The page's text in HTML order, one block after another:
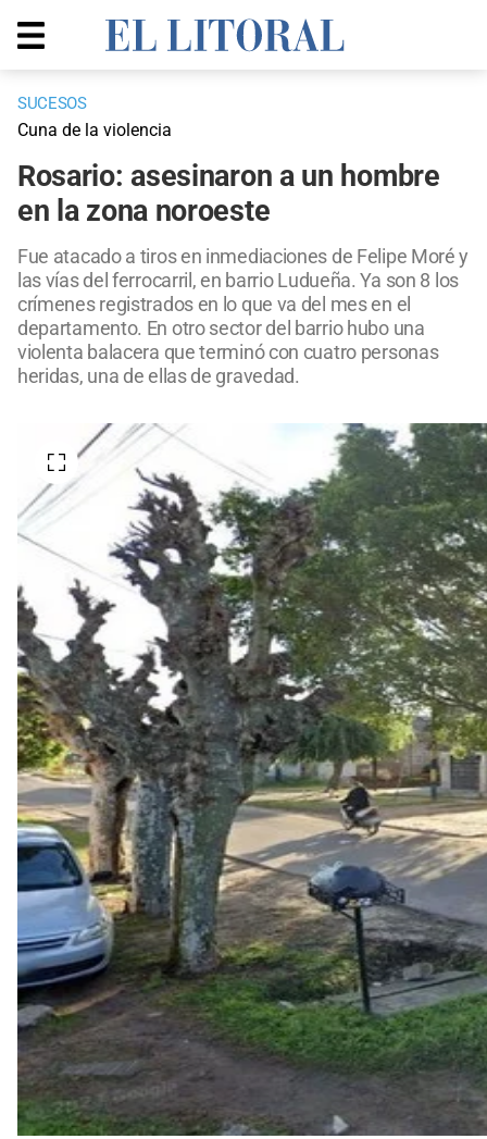
SUCESOS
Cuna de la violencia
Rosario: asesinaron a un hombre
en la zona noroeste
Fue atacado a tiros en inmediaciones de Felipe Moré y
las vías del ferrocarril, en barrio Ludueña. Ya son 8 los
crímenes registrados en lo que va del mes en el
departamento. En otro sector del barrio hubo una
violenta balacera que terminó con cuatro personas
heridas, una de ellas de gravedad.